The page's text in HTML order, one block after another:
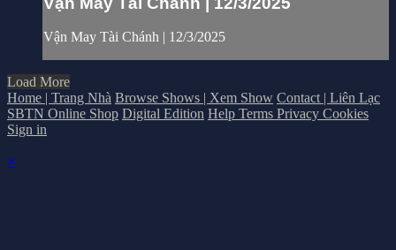
Vận May Tài Chánh | 12/3/2025
Load More
Home | Trang Nhà Browse Shows | Xem Show Contact | Liên Lạc
SBTN Online Shop Digital Edition Help Terms Privacy Cookies
Sign in
×